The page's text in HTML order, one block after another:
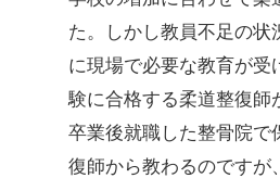
た。しかし教員不足の状
に現場で必要な教育が受
験に合格する柔道整復師
卒業後就職した整骨院で
復師から教わるのですが